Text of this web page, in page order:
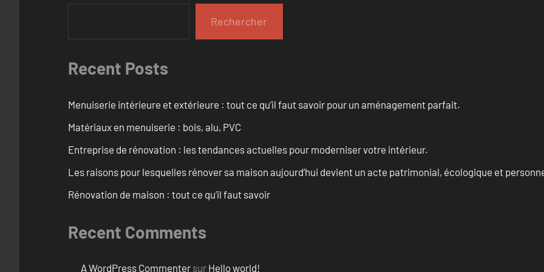
Rechercher
Recent Posts
Menuiserie intérieure et extérieure : tout ce qu’il faut savoir pour un aménagement parfait.
Matériaux en menuiserie : bois, alu, PVC
Entreprise de rénovation : les tendances actuelles pour moderniser votre intérieur.
Les raisons pour lesquelles rénover sa maison aujourd’hui devient un acte patrimonial, écologique et
Rénovation de maison : tout ce qu’il faut savoir
Recent Comments
A WordPress Commenter sur Hello world!